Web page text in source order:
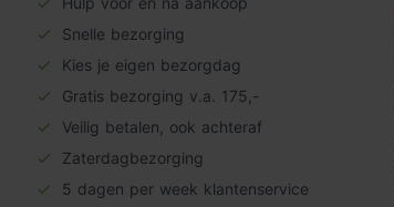
Snelle bezorging
Kies je eigen bezorgdag
Gratis bezorging v.a. 175,-
Veilig betalen, ook achteraf
Zaterdagbezorging
5 dagen per week klantenservice